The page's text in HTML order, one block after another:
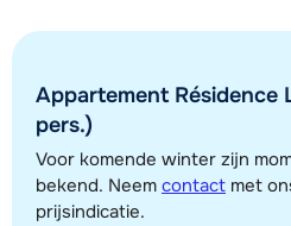
Toon alle accommodaties in
Deze kaart geeft een indicatie van de
Appartement Résidence
pers.)
Voor komende winter zijn
bekend. Neem contact met
prijsindicatie.